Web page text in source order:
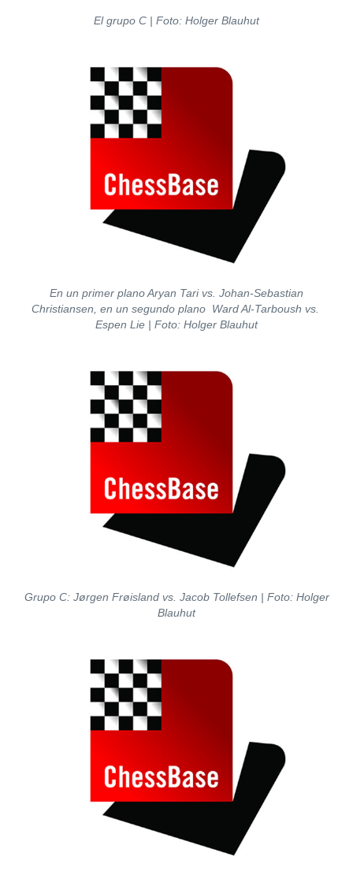
El grupo C | Foto: Holger Blauhut
En un primer plano Aryan Tari vs. Johan-Sebastian
Christiansen, en un segundo plano Ward Al-Tarboush vs.
Espen Lie | Foto: Holger Blauhut
Grupo C: Jørgen Frøisland vs. Jacob Tollefsen | Foto: Holger
Blauhut